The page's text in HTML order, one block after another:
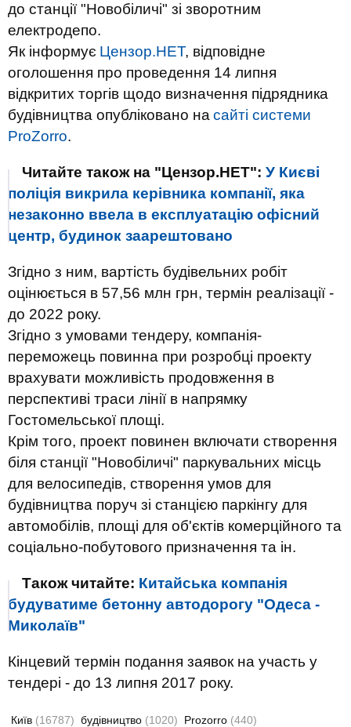
до станції "Новобіличі" зі зворотним
електродепо.
Як інформує Цензор.НЕТ, відповідне
оголошення про проведення 14 липня
відкритих торгів щодо визначення підрядника
будівництва опубліковано на сайті системи
ProZorro.
Читайте також на "Цензор.НЕТ": У Києві
поліція викрила керівника компанії, яка
незаконно ввела в експлуатацію офісний
центр, будинок заарештовано
Згідно з ним, вартість будівельних робіт
оцінюється в 57,56 млн грн, термін реалізації -
до 2022 року.
Згідно з умовами тендеру, компанія-
переможець повинна при розробці проекту
врахувати можливість продовження в
перспективі траси лінії в напрямку
Гостомельської площі.
Крім того, проект повинен включати створення
біля станції "Новобіличі" паркувальних місць
для велосипедів, створення умов для
будівництва поруч зі станцією паркінгу для
автомобілів, площі для об'єктів комерційного та
соціально-побутового призначення та ін.
Також читайте: Китайська компанія
будуватиме бетонну автодорогу "Одеса -
Миколаїв"
Кінцевий термін подання заявок на участь у
тендері - до 13 липня 2017 року.
Київ (16787) будівництво (1020) Prozorro (440)